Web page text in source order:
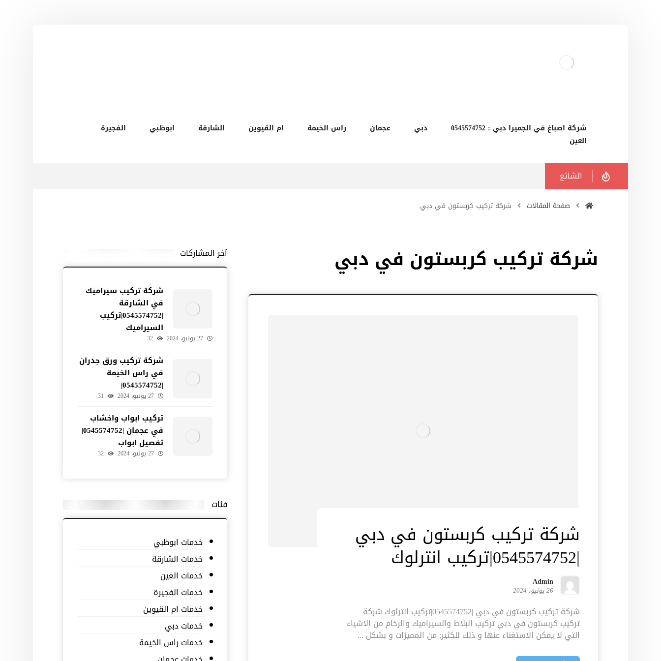
‫شركة اصباغ في الجميرا دبي : 0545574752 دبي عجمان راس الخيمة ام القيوين الشارقة ابوظبي
الفجيرة
العين
الشائع
صفحة المقالات شركة تركيب كربستون في دبي
شركة تركيب كربستون في دبي
شركة تركيب كربستون في دبي
|0545574752|تركيب انترلوك
Admin
26 يونيو، 2024
شركة تركيب كربستون في دبي |0545574752|تركيب انترلوك شركة
تركيب كربستون في دبي تركيب البلاط والسيراميك والرخام من الاشياء
التي لا يمكن الاستغناء عنها و ذلك للكثير; من المميزات و بشكل ...
آخر المشاركات
شركة تركيب سيراميك
في الشارقة
|0545574752|تركيب
السيراميك
27 يونيو، 2024 32
شركة تركيب ورق جدران
في راس الخيمة
|0545574752|
27 يونيو، 2024 31
تركيب ابواب واخشاب
في عجمان |0545574752|
تفصيل ابواب
27 يونيو، 2024 32
فئات
خدمات ابوظبي
خدمات الشارقة
خدمات العين
خدمات الفجيرة
خدمات ام القيوين
خدمات دبي
خدمات راس الخيمة